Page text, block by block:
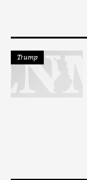
Trump